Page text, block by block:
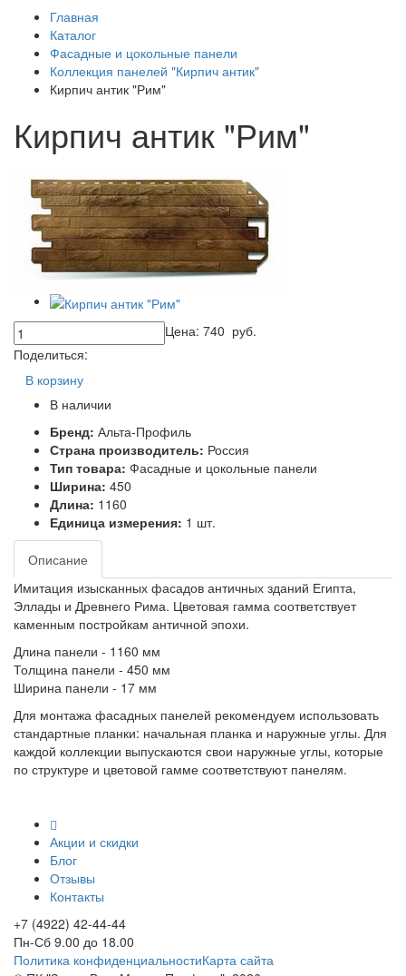
Главная
Каталог
Фасадные и цокольные панели
Коллекция панелей "Кирпич антик"
Кирпич антик "Рим"
Кирпич антик "Рим"
Цена: 740 руб.
Поделиться:
В корзину
В наличии
Бренд: Альта-Профиль
Страна производитель: Россия
Тип товара: Фасадные и цокольные панели
Ширина: 450
Длина: 1160
Единица измерения: 1 шт.
Описание
Имитация изысканных фасадов античных зданий Египта,
Эллады и Древнего Рима. Цветовая гамма соответствует
каменным постройкам античной эпохи.
Длина панели - 1160 мм
Толщина панели - 450 мм
Ширина панели - 17 мм
Для монтажа фасадных панелей рекомендуем использовать
стандартные планки: начальная планка и наружные углы. Для
каждой коллекции выпускаются свои наружные углы, которые
по структуре и цветовой гамме соответствуют панелям.
Акции и скидки
Блог
Отзывы
Контакты
+7 (4922) 42-44-44
Пн-Сб 9.00 до 18.00
Политика конфиденциальностиКарта сайта